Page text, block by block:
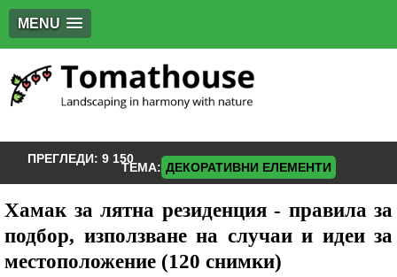
MENU
ПРЕГЛЕДИ: 9 150
ТЕМА: ДЕКОРАТИВНИ ЕЛЕМЕНТИ
Хамак за лятна резиденция - правила за
подбор, използване на случаи и идеи за
местоположение (120 снимки)